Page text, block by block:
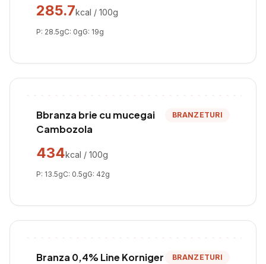
285.7kcal / 100g
P: 28.5gC: 0gG: 19g
Bbranza brie cu mucegai
Cambozola
BRANZETURI
434kcal / 100g
P: 13.5gC: 0.5gG: 42g
Branza 0,4% Line Korniger
BRANZETURI